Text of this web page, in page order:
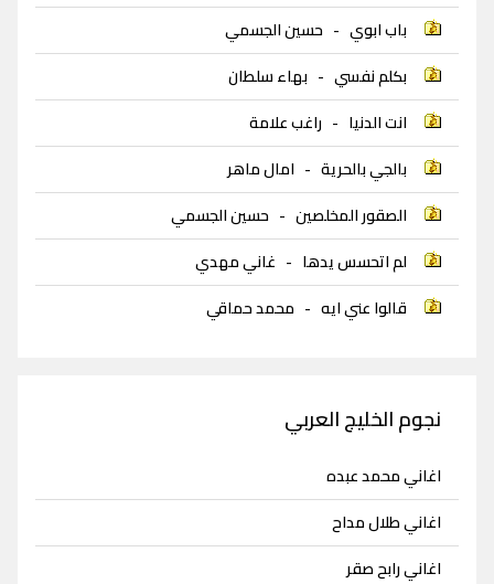
باب ابوي - حسين الجسمي
بكلم نفسي - بهاء سلطان
انت الدنيا - راغب علامة
بالجي بالحرية - امال ماهر
الصقور المخلصين - حسين الجسمي
لم اتحسس يدها - غاني مهدي
قالوا عني ايه - محمد حماقي
نجوم الخليج العربي
اغاني محمد عبده
اغاني طلال مداح
اغاني رابح صقر